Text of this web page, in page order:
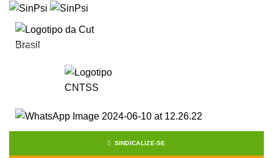
SINDICALIZE-SE
Start typing to see posts you are looking for.